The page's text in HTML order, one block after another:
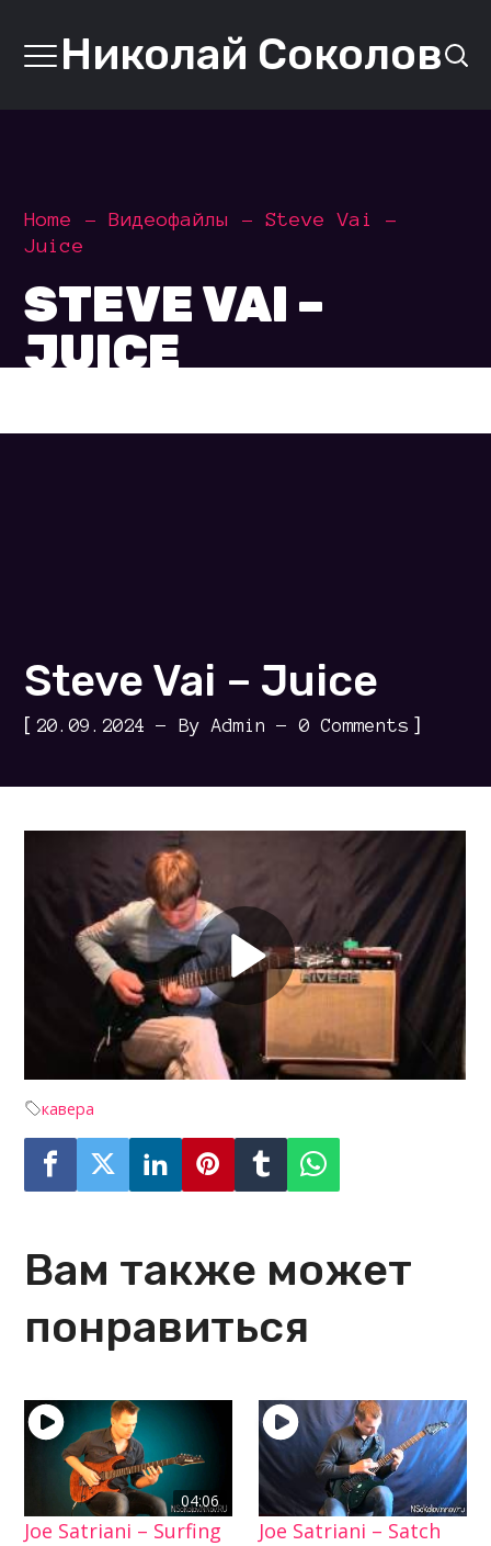
Николай Соколов
Home Видеофайлы
Steve Vai –
Juice
STEVE VAI –
JUICE
Steve Vai – Juice
[20.09.2024 ByAdmin 0 Comments ]
кавера
Вам также может
понравиться
04:06
Joe Satriani – Surfing
Joe Satriani – Satch